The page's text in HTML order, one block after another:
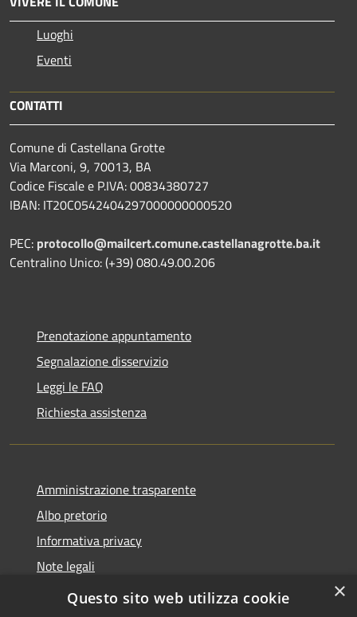
Luoghi
Eventi
CONTATTI
Comune di Castellana Grotte
Via Marconi, 9, 70013, BA
Codice Fiscale e P.IVA: 00834380727
IBAN: IT20C0542404297000000000520
PEC: protocollo@mailcert.comune.castellanagrotte.ba.it
Centralino Unico: (+39) 080.49.00.206
Prenotazione appuntamento
Segnalazione disservizio
Leggi le FAQ
Richiesta assistenza
Amministrazione trasparente
Albo pretorio
Informativa privacy
Note legali
Dichiarazione di accessibilità
×
Questo sito web utilizza cookie